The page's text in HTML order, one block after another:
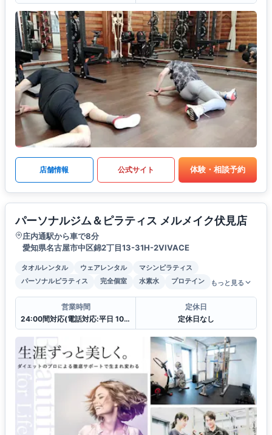
店舗情報 公式サイト 体験・相談予約
パーソナルジム＆ピラティス メルメイク伏見店
庄内通駅から車で8分
愛知県名古屋市中区錦2丁目13-31H-2VIVACE
タオルレンタル ウェアレンタル
マシンピラティス
パーソナルピラティス
完全個室 水素水 プロテイン もっと見る
営業時間
24:00間対応(電話対応:平日 10:00〜19:00
定休日
定休日なし